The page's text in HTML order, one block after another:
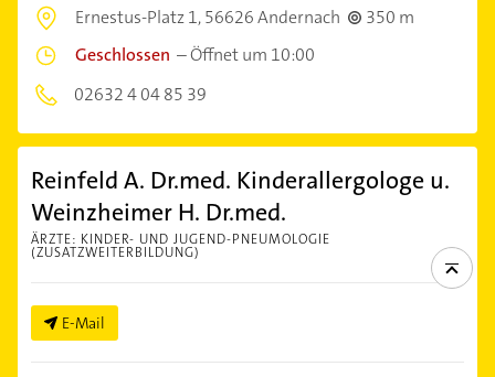
Ernestus-Platz 1,56626 Andernach
350 m
Geschlossen –Öffnet um 10:00
02632 4 04 85 39
Reinfeld A. Dr.med. Kinderallergologe u.
Weinzheimer H. Dr.med.
ÄRZTE: KINDER- UND JUGEND-PNEUMOLOGIE
(ZUSATZWEITERBILDUNG)
E-Mail